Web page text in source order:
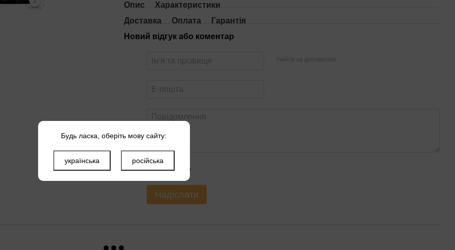
Опис
Характеристики
Доставка
Оплата
Гарантія
Новий відгук або коментар
Увійти за допомогою
Оцініть товар
Надіслати
Будь ласка, оберіть мову сайту:
українська російська